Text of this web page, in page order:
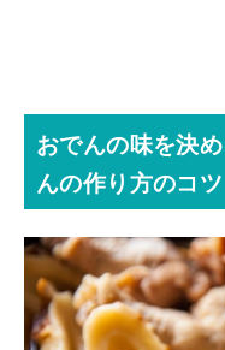
おでんの味を決
んの作り方のコツ